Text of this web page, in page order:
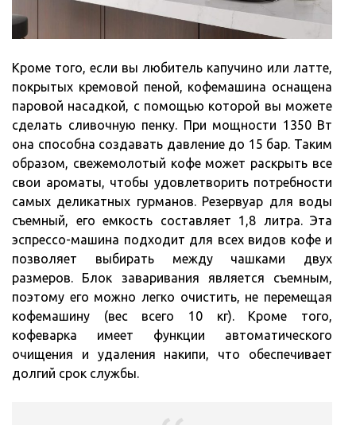
Кроме того, если вы любитель капучино или латте,
покрытых кремовой пеной, кофемашина оснащена
паровой насадкой, с помощью которой вы можете
сделать сливочную пенку. При мощности 1350 Вт
она способна создавать давление до 15 бар. Таким
образом, свежемолотый кофе может раскрыть все
свои ароматы, чтобы удовлетворить потребности
самых деликатных гурманов. Резервуар для воды
съемный, его емкость составляет 1,8 литра. Эта
эспрессо-машина подходит для всех видов кофе и
позволяет выбирать между чашками двух
размеров. Блок заваривания является съемным,
поэтому его можно легко очистить, не перемещая
кофемашину (вес всего 10 кг). Кроме того,
кофеварка имеет функции автоматического
очищения и удаления накипи, что обеспечивает
долгий срок службы.